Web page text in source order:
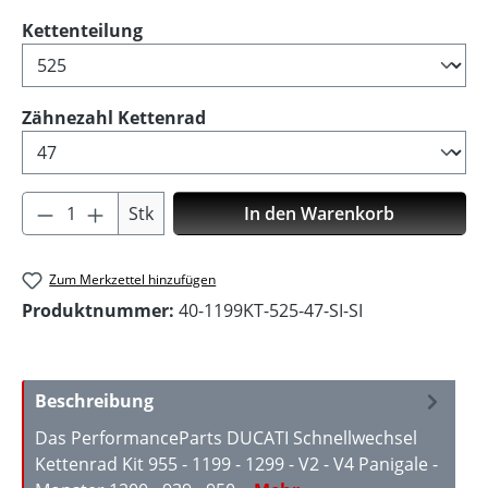
Kettenteilungauswählen
Zähnezahl Kettenrad
Produkt Anzahl: Gib den gewünschten
Stk In den Warenkorb
Zum Merkzettel hinzufügen
Produktnummer: 40-1199KT-525-47-SI-SI
Beschreibung
Das PerformanceParts DUCATI Schnellwechsel
Kettenrad Kit 955 - 1199 - 1299 - V2 - V4 Panigale -